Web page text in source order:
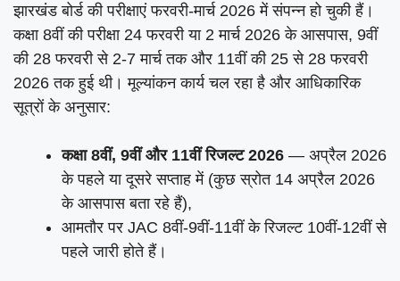
झारखंड बोर्ड की परीक्षाएं फरवरी-मार्च 2026 में संपन्न हो चुकी हैं।
कक्षा 8वीं की परीक्षा 24 फरवरी या 2 मार्च 2026 के आसपास, 9वीं
की 28 फरवरी से 2-7 मार्च तक और 11वीं की 25 से 28 फरवरी
2026 तक हुई थी। मूल्यांकन कार्य चल रहा है और आधिकारिक
सूत्रों के अनुसार:
कक्षा 8वीं, 9वीं और 11वीं रिजल्ट 2026 — अप्रैल 2026
के पहले या दूसरे सप्ताह में (कुछ स्रोत 14 अप्रैल 2026
के आसपास बता रहे हैं),
आमतौर पर JAC 8वीं-9वीं-11वीं के रिजल्ट 10वीं-12वीं से
पहले जारी होते हैं।